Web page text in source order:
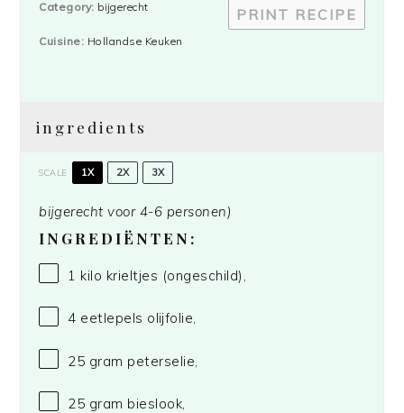
PRINT RECIPE
Category: bijgerecht
Cuisine: Hollandse Keuken
ingredients
SCALE 1X 2X 3X
bijgerecht voor 4-6 personen)
INGREDIËNTEN:
1 kilo krieltjes (ongeschild),
4 eetlepels olijfolie,
25 gram peterselie,
25 gram bieslook,